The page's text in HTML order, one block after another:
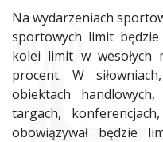
Na wydarzeniach
sportowych limit
kolei limit w wesołych
procent. W
obiektach
targach,
obowiązywał będzie